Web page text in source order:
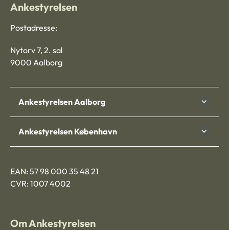
Ankestyrelsen
Postadresse:
Nytorv 7, 2. sal
9000 Aalborg
Ankestyrelsen Aalborg
Ankestyrelsen København
EAN: 57 98 000 35 48 21
CVR: 1007 4002
Om Ankestyrelsen